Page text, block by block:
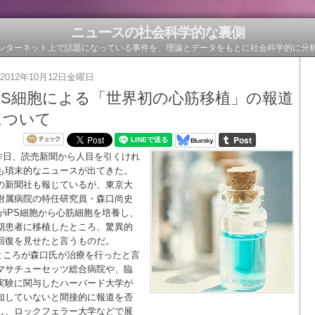
ニュースの社会科学的な裏側
ターネット上で話題になっている事件を、理論とデータをもとに社会科学的に分
2012年10月12日金曜日
細胞による「世界初の心筋移植」の報道
いて
日、読売新聞から人目を引くけれ
瑣末的なニュースが出てきた。
新聞社も報じているが、東京大
属病院の特任研究員・森口尚史
iPS細胞から心筋細胞を培養し、
患者に移植したところ、驚異的
復を見せたと言うものだ。
ころが森口氏が治療を行ったと言
サチューセッツ総合病院や、臨
験に関与したハーバード大学が
していないと間接的に報道を否
、ロックフェラー大学などで展